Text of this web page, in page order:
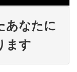
あなたに
ます